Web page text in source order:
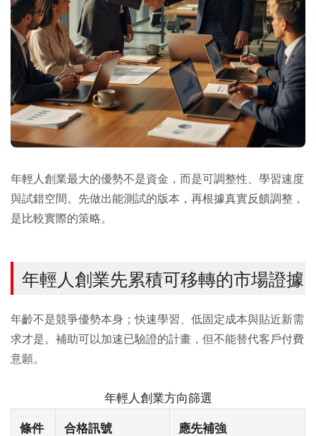
年輕人創業最大的優勢不是資金，而是可調整性、學習速度
與試錯空間。先做出能測試的版本，再根據真實反饋調整，
是比較實際的策略。
年輕人創業先累積可移轉的市場證據
年齡不是競爭優勢本身；快速學習、低固定成本與貼近新需
求才是。補助可以加速已驗證的計畫，但不能替代客戶付費
意願。
年輕人創業方向篩選
條件 合格訊號 應先補強